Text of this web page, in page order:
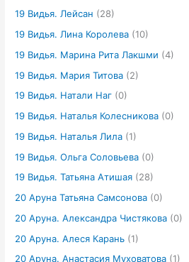
19 Видья. Лейсан (28)
19 Видья. Лина Королева (10)
19 Видья. Марина Рита Лакшми (4)
19 Видья. Мария Титова (2)
19 Видья. Натали Наг (0)
19 Видья. Наталья Колесникова (0)
19 Видья. Наталья Лила (1)
19 Видья. Ольга Соловьева (0)
19 Видья. Татьяна Атишая (28)
20 Аруна Татьяна Самсонова (0)
20 Аруна. Александра Чистякова (0)
20 Аруна. Алеся Карань (1)
20 Аруна. Анастасия Муховатова (1)